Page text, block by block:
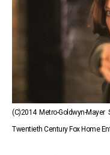
(C)2014 Metro-Goldwyn-
Twentieth Century Fox Home